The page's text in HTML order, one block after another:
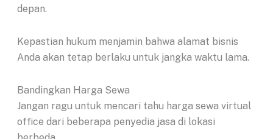
depan.
Kepastian hukum menjamin bahwa alamat bisnis
Anda akan tetap berlaku untuk jangka waktu lama.
Bandingkan Harga Sewa
Jangan ragu untuk mencari tahu harga sewa virtual
office dari beberapa penyedia jasa di lokasi